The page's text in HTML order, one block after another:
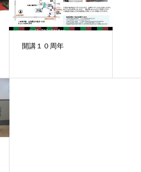
開講１０周年